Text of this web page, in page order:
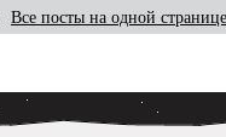
Все посты на одной странице